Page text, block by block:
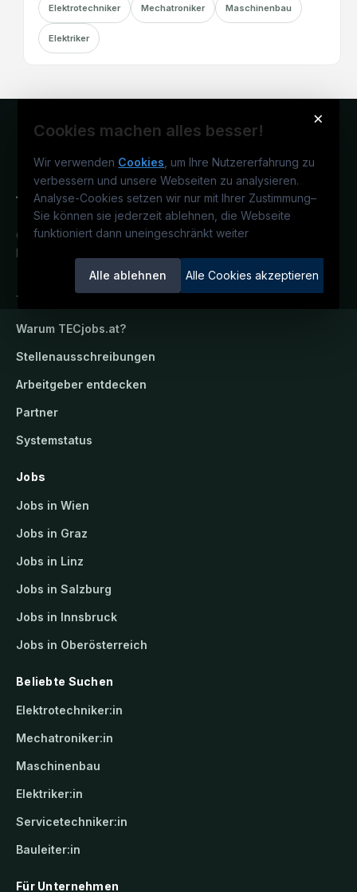
Elektrotechniker Mechatroniker Maschinenbau
Elektriker
×
Cookies machen alles besser!
Wir verwenden Cookies , um Ihre Nutzererfahrung zu
verbessern und unsere Webseiten zu analysieren.
Analyse-Cookies setzen wir nur mit Ihrer Zustimmung–
Sie können sie jederzeit ablehnen, die Webseite
funktioniert dann uneingeschränkt weiter
Alle ablehnen Alle Cookies akzeptieren
Österreichs technisches Karriereportal.
Ein Service der candidatis GmbH.
TECjobs.at
Warum TECjobs.at?
Stellenausschreibungen
Arbeitgeber entdecken
Partner
Systemstatus
Jobs
Jobs in Wien
Jobs in Graz
Jobs in Linz
Jobs in Salzburg
Jobs in Innsbruck
Jobs in Oberösterreich
Beliebte Suchen
Elektrotechniker:in
Mechatroniker:in
Maschinenbau
Elektriker:in
Servicetechniker:in
Bauleiter:in
Für Unternehmen